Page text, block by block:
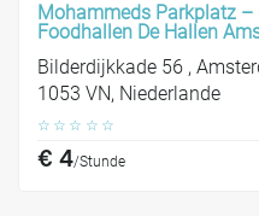
Mohammeds Parkplatz –
Foodhallen De Hallen
Bilderdijkkade 56 ,
1053 VN, Niederlande
☆ ☆ ☆ ☆ ☆
€ 4/Stunde